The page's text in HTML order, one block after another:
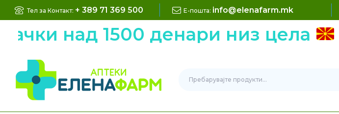
Тел за Контакт: + 389 71 369 500 Е-пошта: info@elenafarm.mk
над 1500 денари низ цела